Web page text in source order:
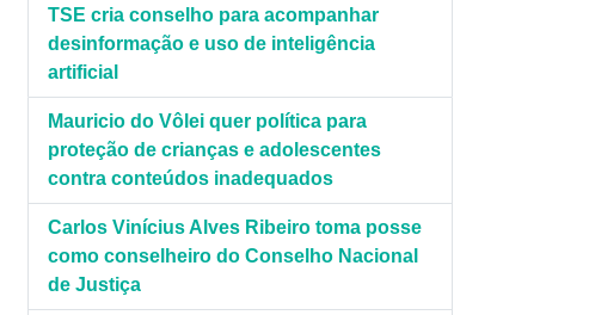
TSE cria conselho para acompanhar
desinformação e uso de inteligência
artificial
Mauricio do Vôlei quer política para
proteção de crianças e adolescentes
contra conteúdos inadequados
Carlos Vinícius Alves Ribeiro toma posse
como conselheiro do Conselho Nacional
de Justiça